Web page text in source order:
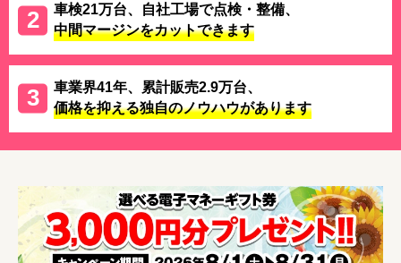
車検21万台、自社工場で点検・整備、
中間マージンをカットできます
車業界41年、累計販売2.9万台、
価格を抑える独自のノウハウがあります